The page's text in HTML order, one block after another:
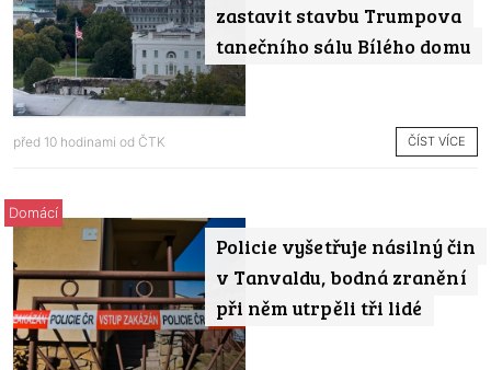
zastavit stavbu Trumpova
tanečního sálu Bílého domu
před 10 hodinami od ČTK ČÍST VÍCE
Policie vyšetřuje násilný čin
v Tanvaldu, bodná zranění
při něm utrpěli tři lidé
Domácí